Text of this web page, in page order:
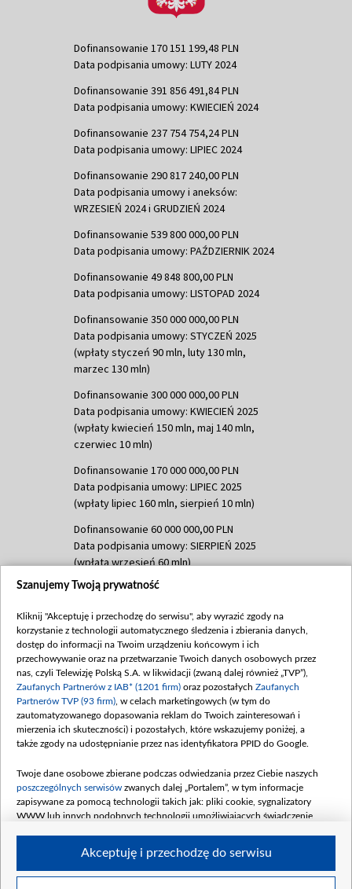
Dofinansowanie 170 151 199,48 PLN
Data podpisania umowy: LUTY 2024
Dofinansowanie 391 856 491,84 PLN
Data podpisania umowy: KWIECIEŃ 2024
Dofinansowanie 237 754 754,24 PLN
Data podpisania umowy: LIPIEC 2024
Dofinansowanie 290 817 240,00 PLN
Data podpisania umowy i aneksów:
WRZESIEŃ 2024 i GRUDZIEŃ 2024
Dofinansowanie 539 800 000,00 PLN
Data podpisania umowy: PAŹDZIERNIK 2024
Dofinansowanie 49 848 800,00 PLN
Data podpisania umowy: LISTOPAD 2024
Dofinansowanie 350 000 000,00 PLN
Data podpisania umowy: STYCZEŃ 2025
(wpłaty styczeń 90 mln, luty 130 mln,
marzec 130 mln)
Dofinansowanie 300 000 000,00 PLN
Data podpisania umowy: KWIECIEŃ 2025
(wpłaty kwiecień 150 mln, maj 140 mln,
czerwiec 10 mln)
Dofinansowanie 170 000 000,00 PLN
Data podpisania umowy: LIPIEC 2025
(wpłaty lipiec 160 mln, sierpień 10 mln)
Dofinansowanie 60 000 000,00 PLN
Data podpisania umowy: SIERPIEŃ 2025
(wpłata wrzesień 60 mln)
Dofinansowanie 635 783 051,21 PLN
(wpłata wrzesień 100 mln, październik 350
mln, listopad 265 mln)
Dofinansowanie 48 862 000,00 PLN
Data podpisania umowy: GRUDZIEŃ 2025
(wpłata grudzień 60,548 mln)
Dofinansowanie 900 000 000,00 PLN
Data podpisania umowy: LUTY 2026 (wpłata
kwiecień 180 mln, 7 maja 180 mln, 8
czerwca 90 mln)
Dofinansowanie 250 000 000,00 PLN
4 sierpnia 250 mln
Szanujemy Twoją prywatność
Kliknij "Akceptuję i przechodzę do serwisu", aby wyrazić zgody na
korzystanie z technologii automatycznego śledzenia i zbierania danych,
dostęp do informacji na Twoim urządzeniu końcowym i ich
przechowywanie oraz na przetwarzanie Twoich danych osobowych przez
nas, czyli Telewizję Polską S.A. w likwidacji (zwaną dalej również „TVP”),
Zaufanych Partnerów z IAB* (1201 firm) oraz pozostałych Zaufanych
Partnerów TVP (93 firm) , w celach marketingowych (w tym do
zautomatyzowanego dopasowania reklam do Twoich zainteresowań i
mierzenia ich skuteczności) i pozostałych, które wskazujemy poniżej, a
także zgody na udostępnianie przez nas identyfikatora PPID do Google.
Twoje dane osobowe zbierane podczas odwiedzania przez Ciebie naszych
poszczególnych serwisów zwanych dalej „Portalem”, w tym informacje
zapisywane za pomocą technologii takich jak: pliki cookie, sygnalizatory
WWW lub innych podobnych technologii umożliwiających świadczenie
Akceptuję i przechodzę do serwisu